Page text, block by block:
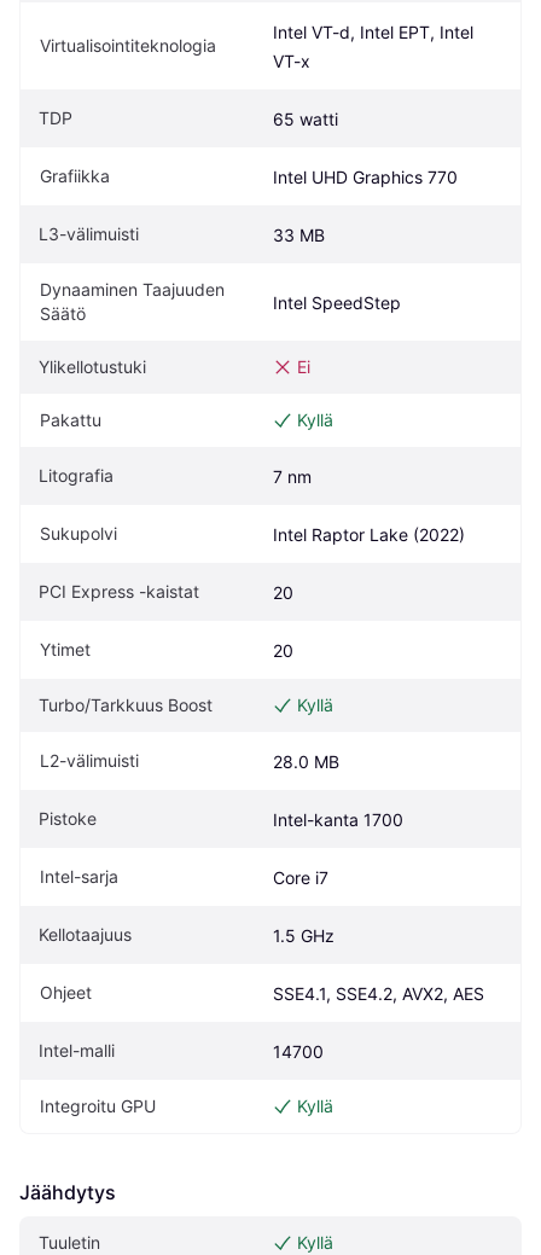
Virtualisointiteknologia
Intel VT-d, Intel EPT, Intel
VT-x
TDP 65 watti
Grafiikka Intel UHD Graphics 770
L3-välimuisti 33 MB
Dynaaminen Taajuuden
Säätö
Intel SpeedStep
Ylikellotustuki Ei
Pakattu Kyllä
Litografia 7 nm
Sukupolvi Intel Raptor Lake (2022)
PCI Express -kaistat 20
Ytimet 20
Turbo/Tarkkuus Boost Kyllä
L2-välimuisti 28.0 MB
Pistoke Intel-kanta 1700
Intel-sarja Core i7
Kellotaajuus 1.5 GHz
Ohjeet SSE4.1, SSE4.2, AVX2, AES
Intel-malli 14700
Integroitu GPU Kyllä
Jäähdytys
Tuuletin Kyllä